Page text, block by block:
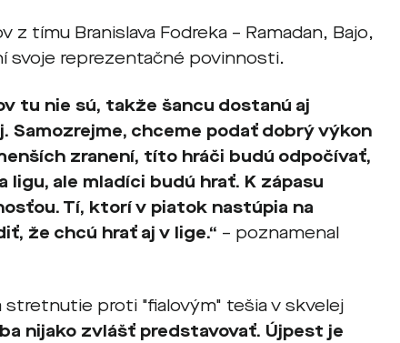
tímu Branislava Fodreka – Ramadan, Bajo,
svoje reprezentačné povinnosti.
tu nie sú, takže šancu dostanú aj
Samozrejme, chceme podať dobrý výkon
zranení, títo hráči budú odpočívať,
ligu, ale mladíci budú hrať. K zápasu
Tí, ktorí v piatok nastúpia na
že chcú hrať aj v lige.“ – poznamenal
stretnutie proti "fialovým" tešia v skvelej
nijako zvlášť predstavovať. Újpest je